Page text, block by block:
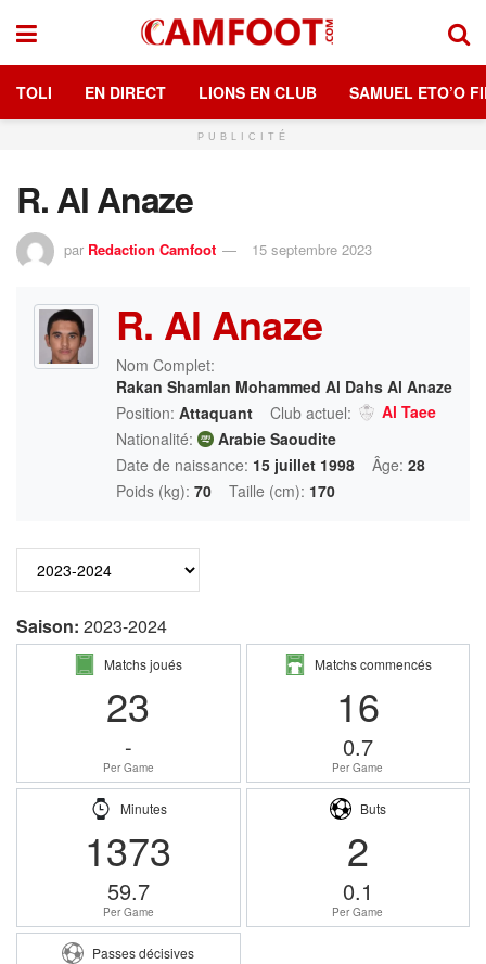
TOLI EN DIRECT LIONS EN CLUB SAMUEL ETO’O
PUBLICITÉ
R. Al Anaze
par Redaction Camfoot 15 septembre 2023
R. Al Anaze
Nom Complet:
Rakan Shamlan Mohammed Al Dahs Al Anaze
Position: Attaquant Club actuel:
Al Taee
Nationalité:
Arabie Saoudite
Date de naissance: 15 juillet 1998 Âge: 28
Poids (kg): 70 Taille (cm): 170
Saison: 2023-2024
Matchs joués
23
-
Per Game
Matchs commencés
16
0.7
Per Game
Minutes
1373
59.7
Per Game
Buts
2
0.1
Per Game
Passes décisives